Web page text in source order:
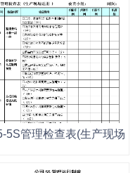
).xls
5S管理检查表(生产现场实